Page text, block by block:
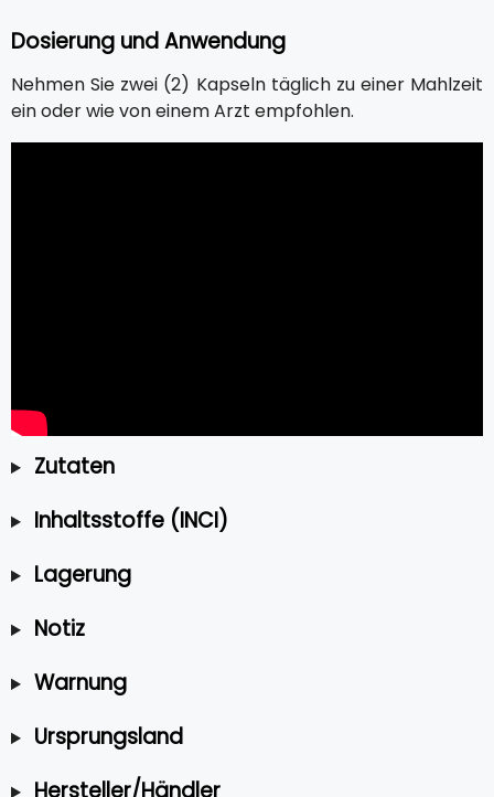
Dosierung und Anwendung
Nehmen Sie zwei (2) Kapseln täglich zu einer Mahlzeit
ein oder wie von einem Arzt empfohlen.
Zutaten
Inhaltsstoffe (INCI)
Lagerung
Notiz
Warnung
Ursprungsland